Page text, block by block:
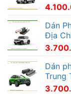
Dán
Địa
Dán
Trung